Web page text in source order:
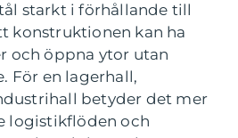
starkt i förhållande till
konstruktionen kan ha
och öppna ytor utan
För en lagerhall,
betyder det mer
logistikflöden och